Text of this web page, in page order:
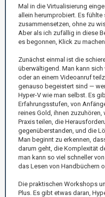
Mal in die Virtualisierung
allein herumprobiert. Es
zusammensetzen, ohne zu
Aber als ich zufällig in diese
es begonnen, Klick zu machen.
Zunächst einmal ist die
überwältigend. Man kann
oder an einem Videoanruf
genauso begeistert sind —
Hyper-V wie man selbst. Es
Erfahrungsstufen, von
reines Gold, ihnen zuzuhören,
Praxis teilen, die
gegenüberstanden, und die
Man beginnt zu erkennen,
darum geht, die Komplexität
man kann so viel schneller
das Lesen von Handbüchern
Die praktischen Workshops
Plus. Es gibt etwas daran,